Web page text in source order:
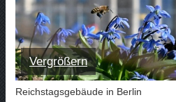
Vergrößern
Reichstagsgebäude in Berlin